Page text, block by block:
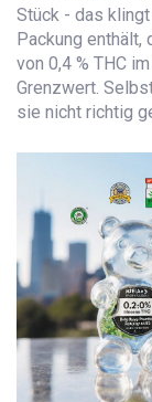
Stück - das
Packung enthält,
von 0,4 % THC
Grenzwert.
sie nicht richtig